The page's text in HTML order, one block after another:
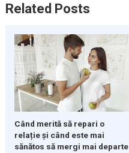
Related Posts
Când merită să repari o
relație și când este mai
sănătos să mergi mai departe